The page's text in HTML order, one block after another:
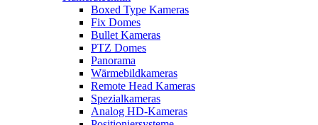
Boxed Type Kameras
Fix Domes
Bullet Kameras
PTZ Domes
Panorama
Wärmebildkameras
Remote Head Kameras
Spezialkameras
Analog HD-Kameras